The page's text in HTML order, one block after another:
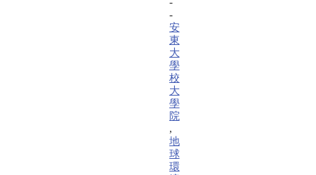
-
-
安
東
大
學
校
大
學
院
,
地
球
環